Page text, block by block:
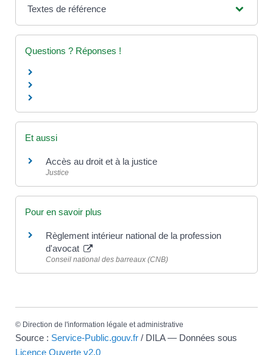
Textes de référence
Questions ? Réponses !
Et aussi
Accès au droit et à la justice
Justice
Pour en savoir plus
Règlement intérieur national de la profession
d'avocat
Conseil national des barreaux (CNB)
© Direction de l'information légale et administrative
Source : Service-Public.gouv.fr / DILA — Données sous
Licence Ouverte v2.0